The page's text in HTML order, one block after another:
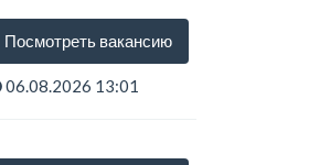
Посмотреть вакансию
06.08.2026 13:01